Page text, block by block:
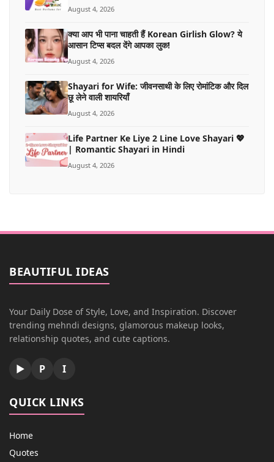
August 4, 2026
क्या आप भी पाना चाहती हैं Korean Girlish Glow? ये
आसान टिप्स बदल देंगे आपका लुक!
August 4, 2026
Shayari for Wife: जीवनसाथी के लिए रोमांटिक और दिल
छू लेने वाली शायरियाँ
August 4, 2026
Life Partner Ke Liye 2 Line Love Shayari 💖
| Romantic Shayari in Hindi
August 4, 2026
BEAUTIFUL IDEAS
Your Daily Dose of Style, Love, and Inspiration. Discover
trending mehndi designs, glamorous makeup looks,
relationship quotes, and cute captions.
▶ P I
QUICK LINKS
Home
Quotes